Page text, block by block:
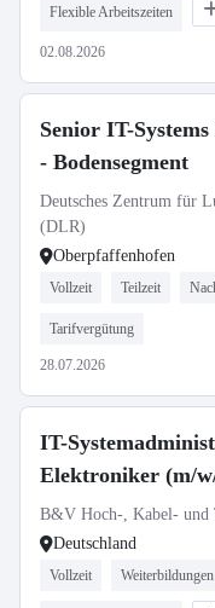
Flexible Arbeitszeiten
02.08.2026
Senior IT-
- Bodensegment
Deutsches Zentrum für
(DLR)
Oberpfaffenhofen
Vollzeit Teilzeit
Tarifvergütung
28.07.2026
IT-
Elektroniker (m/
B&V Hoch-, Kabel- und
Deutschland
Vollzeit Weiterbildungen